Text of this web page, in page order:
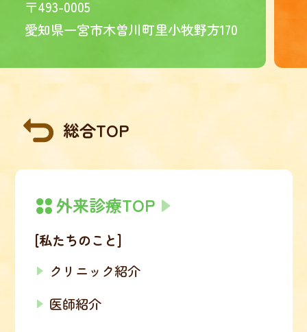
〒493-0005
愛知県一宮市木曽川町里小牧野方170
総合TOP
外来診療TOP
[私たちのこと]
クリニック紹介
医師紹介